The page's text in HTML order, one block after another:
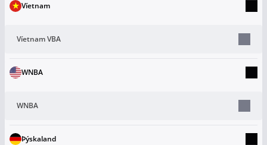
Víetnam
Víetnam VBA
WNBA
WNBA
Þýskaland